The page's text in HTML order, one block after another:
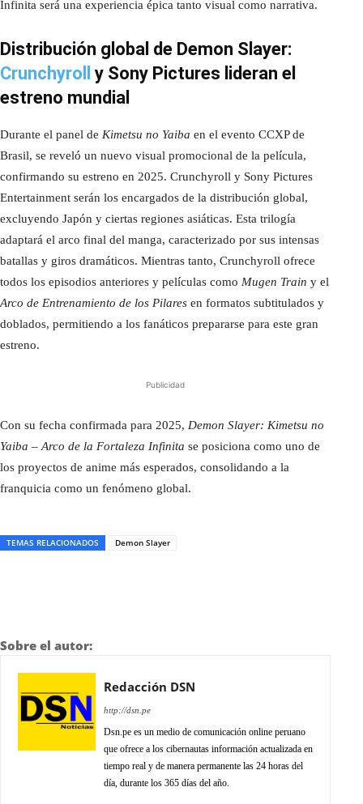
Infinita será una experiencia épica tanto visual como narrativa.
Distribución global de Demon Slayer:
Crunchyroll
y Sony Pictures lideran el
estreno mundial
Durante el panel de Kimetsu no Yaiba en el evento CCXP de
Brasil, se reveló un nuevo visual promocional de la película,
confirmando su estreno en 2025. Crunchyroll y Sony Pictures
Entertainment serán los encargados de la distribución global,
excluyendo Japón y ciertas regiones asiáticas. Esta trilogía
adaptará el arco final del manga, caracterizado por sus intensas
batallas y giros dramáticos. Mientras tanto, Crunchyroll ofrece
todos los episodios anteriores y películas como Mugen Train y el
Arco de Entrenamiento de los Pilares en formatos subtitulados y
doblados, permitiendo a los fanáticos prepararse para este gran
estreno.
Publicidad
Con su fecha confirmada para 2025, Demon Slayer: Kimetsu no
Yaiba – Arco de la Fortaleza Infinita se posiciona como uno de
los proyectos de anime más esperados, consolidando a la
franquicia como un fenómeno global.
TEMAS RELACIONADOS Demon Slayer
Sobre el autor:
Redacción DSN
http://dsn.pe
Dsn.pe es un medio de comunicación online peruano
que ofrece a los cibernautas información actualizada en
tiempo real y de manera permanente las 24 horas del
día, durante los 365 días del año.